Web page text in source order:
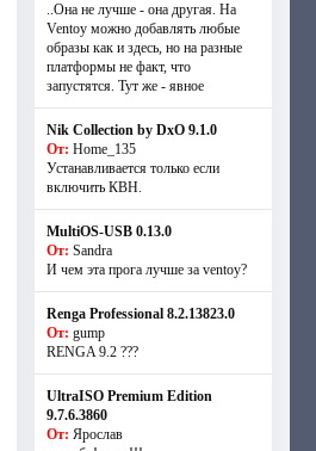
..Она не лучше - она другая. На
Ventoy можно добавлять любые
образы как и здесь, но на разные
платформы не факт, что
запустятся. Тут же - явное
Nik Collection by DxO 9.1.0
От: Home_135
Устанавливается только если
включить КВН.
MultiOS-USB 0.13.0
От: Sandra
И чем эта прога лучше за ventoy?
Renga Professional 8.2.13823.0
От: gump
RENGA 9.2 ???
UltraISO Premium Edition
9.7.6.3860
От: Ярослав